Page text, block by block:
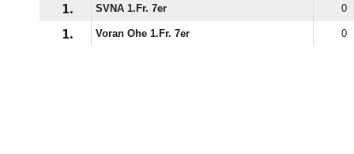
1. SVNA 1.Fr. 7er 0
1. Voran Ohe 1.Fr. 7er 0